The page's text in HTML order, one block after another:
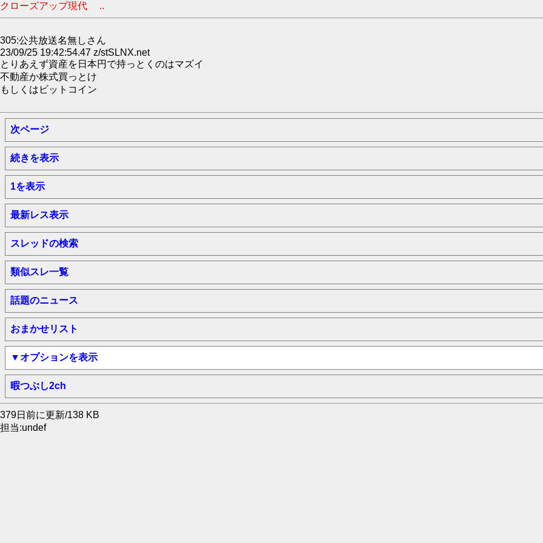
クローズアップ現代 ..
305:公共放送名無しさん
23/09/25 19:42:54.47 z/stSLNX.net
とりあえず資産を日本円で持っとくのはマズイ
不動産か株式買っとけ
もしくはビットコイン
次ページ
続きを表示
1を表示
最新レス表示
スレッドの検索
類似スレ一覧
話題のニュース
おまかせリスト
▼オプションを表示
暇つぶし2ch
379日前に更新/138 KB
担当:undef